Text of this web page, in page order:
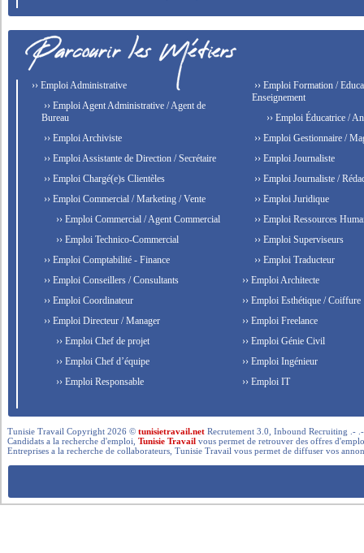
›› Emploi Administrative
›› Emploi Agent Administrative / Agent de
Bureau
›› Emploi Archiviste
›› Emploi Assistante de Direction / Secrétaire
›› Emploi Chargé(e)s Clientèles
›› Emploi Commercial / Marketing / Vente
›› Emploi Commercial / Agent Commercial
›› Emploi Technico-Commercial
›› Emploi Comptabilité - Finance
›› Emploi Conseillers / Consultants
›› Emploi Coordinateur
›› Emploi Directeur / Manager
›› Emploi Chef de projet
›› Emploi Chef d’équipe
›› Emploi Responsable
›› Emploi Formation /
Enseignement
›› Emploi Éducatrice /
›› Emploi Gestionnaire /
›› Emploi Journaliste
›› Emploi Journaliste /
›› Emploi Juridique
›› Emploi Ressources
›› Emploi Superviseurs
›› Emploi Traducteur
›› Emploi Architecte
›› Emploi Esthétique / Coiffure
›› Emploi Freelance
›› Emploi Génie Civil
›› Emploi Ingénieur
›› Emploi IT
Tunisie Travail Copyright 2026 ©tunisietravail.net Recrutement 3.0, Inbound Recruiting .-
Candidats a la recherche d'emploi,Tunisie Travail vous permet de retrouver des offres
Entreprises a la recherche de collaborateurs, Tunisie Travail vous permet de diffuser vos